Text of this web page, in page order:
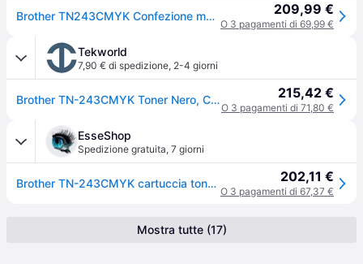
Brother TN243CMYK Confezione multipla da 4 toner 209,99 €
O 3 pagamenti di 69,99 €
Tekworld
7,90 € di spedizione, 2-4 giorni
Brother TN-243CMYK Toner Nero, Ciano, Magenta, Giallo Originale 1000 pagine 1000 pagine 215,42 €
O 3 pagamenti di 71,80 €
EsseShop
Spedizione gratuita, 7 giorni
Brother TN-243CMYK cartuccia toner 1 pz Originale Nero Ciano Magenta Giallo 202,11 €
O 3 pagamenti di 67,37 €
Mostra tutte (17)